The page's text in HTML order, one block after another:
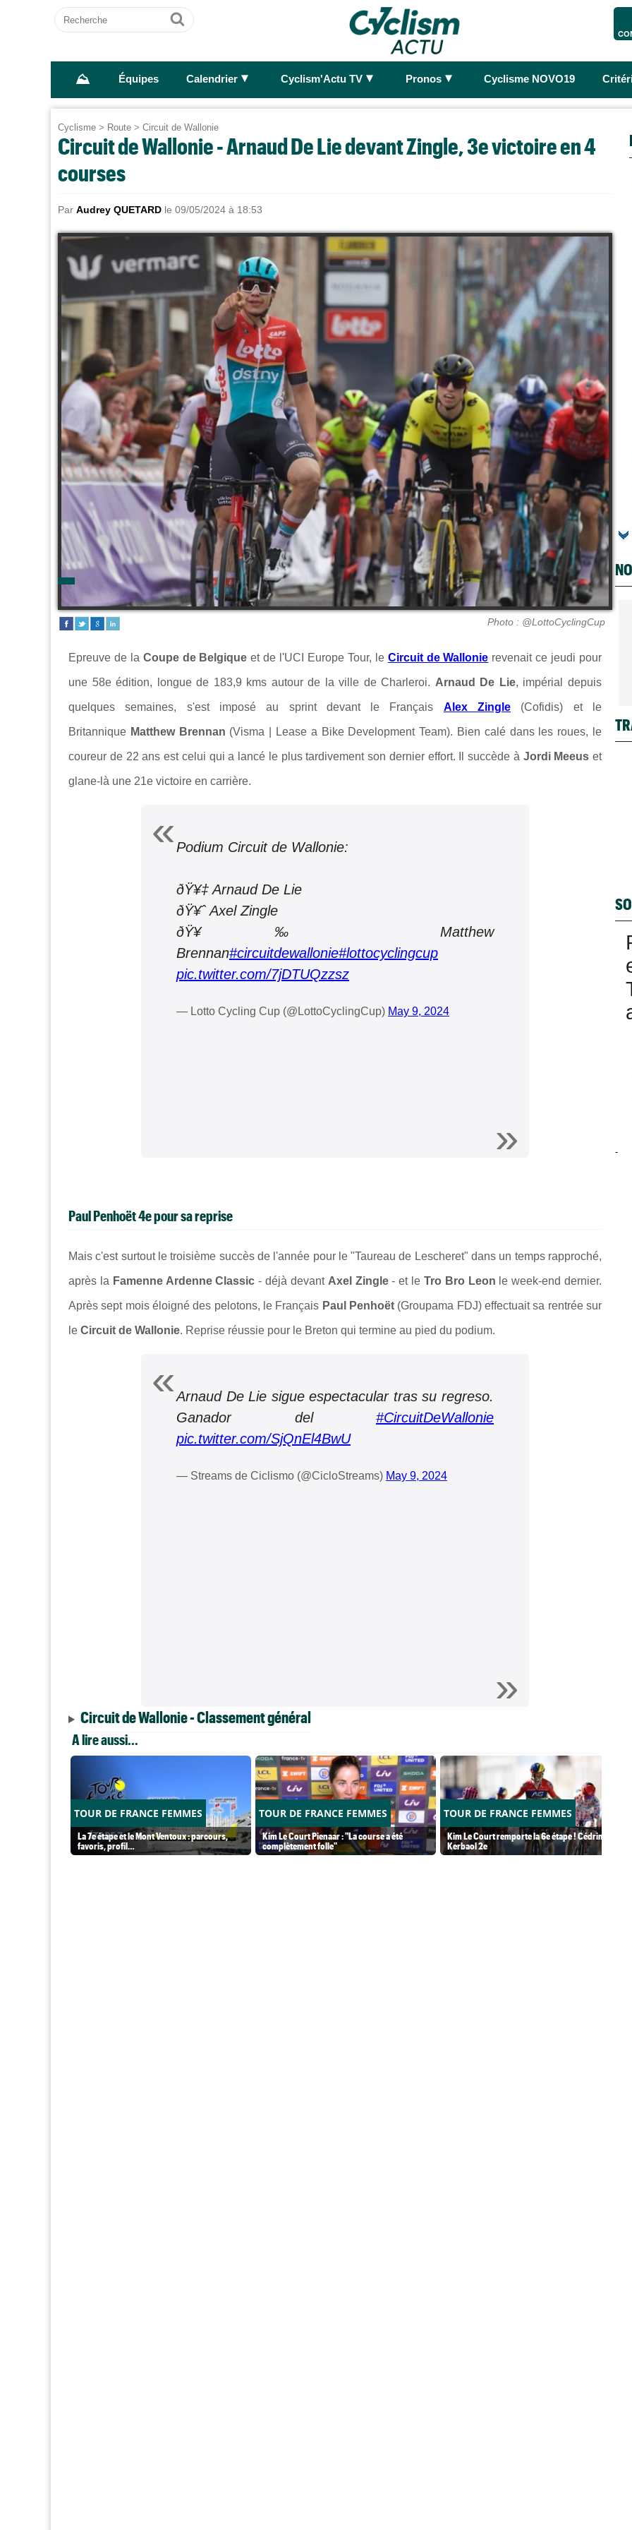
Recherche
Ok
⛰ Équipes Calendrier ► Cyclism'Actu TV ► Pronos ► Cyclisme NOVO19
Cyclisme > Route > Circuit de Wallonie
Circuit de Wallonie - Arnaud De Lie devant Zingle, 3e victoire en 4
courses
Par Audrey QUETARD le 09/05/2024 à 18:53
Photo : @LottoCyclingCup
Epreuve de la Coupe de Belgique et de l'UCI Europe Tour, le Circuit de Wallonie revenait ce jeudi pour
une 58e édition, longue de 183,9 kms autour de la ville de Charleroi. Arnaud De Lie, impérial depuis
quelques semaines, s'est imposé au sprint devant le Français Alex Zingle (Cofidis) et le
Britannique Matthew Brennan (Visma | Lease a Bike Development Team). Bien calé dans les roues, le
coureur de 22 ans est celui qui a lancé le plus tardivement son dernier effort. Il succède à Jordi Meeus et
glane-là une 21e victoire en carrière.
Podium Circuit de Wallonie:
ðŸ¥‡ Arnaud De Lie
ðŸ¥ˆ Axel Zingle
ðŸ¥‰ Matthew
Brennan#circuitdewallonie#lottocyclingcup
pic.twitter.com/7jDTUQzzsz
— Lotto Cycling Cup (@LottoCyclingCup) May 9, 2024
Paul Penhoët 4e pour sa reprise
Mais c'est surtout le troisième succès de l'année pour le "Taureau de Lescheret" dans un temps rapproché,
après la Famenne Ardenne Classic- déjà devant Axel Zingle- et le Tro Bro Leon le week-end dernier.
Après sept mois éloigné des pelotons, le Français Paul Penhoët (Groupama FDJ) effectuait sa rentrée sur
le Circuit de Wallonie. Reprise réussie pour le Breton qui termine au pied du podium.
Arnaud De Lie sigue espectacular tras su regreso.
Ganador del #CircuitDeWallonie
pic.twitter.com/SjQnEl4BwU
— Streams de Ciclismo (@CicloStreams) May 9, 2024
Circuit de Wallonie - Classement général
A lire aussi...
TOUR DE FRANCE FEMMES
La 7e étape et le Mont Ventoux : parcours,
favoris, profil…
TOUR DE FRANCE FEMMES
Kim Le Court Pienaar : "La course a été
complètement folle"
TOUR DE FRANCE FEMMES
Kim Le Court remporte la 6e étape ! Cédrine
Kerbaol 2e
-